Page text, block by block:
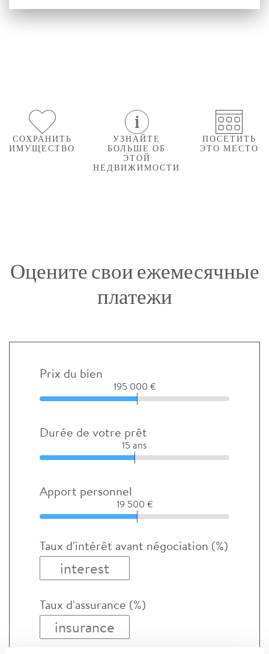
СОХРАНИТЬ
ИМУЩЕСТВО
УЗНАЙТЕ
БОЛЬШЕ ОБ
ЭТОЙ
НЕДВИЖИМОСТИ
ПОСЕТИТЬ
ЭТО МЕСТО
Оцените свои ежемесячные
платежи
Prix du bien
195 000 €
Durée de votre prêt
15 ans
Apport personnel
19 500 €
Taux d'intérêt avant négociation (%)
Taux d'assurance (%)